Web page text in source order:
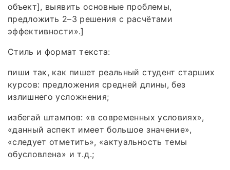
объект], выявить основные проблемы,
предложить 2–3 решения с расчётами
эффективности».]
Стиль и формат текста:
пиши так, как пишет реальный студент старших
курсов: предложения средней длины, без
излишнего усложнения;
избегай штампов: «в современных условиях»,
«данный аспект имеет большое значение»,
«следует отметить», «актуальность темы
обусловлена» и т. д.;